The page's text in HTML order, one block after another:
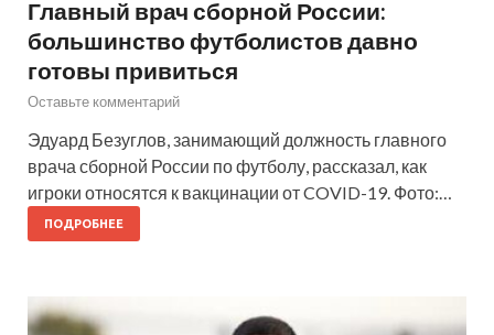
Главный врач сборной России:
большинство футболистов давно
готовы привиться
Оставьте комментарий
Эдуард Безуглов, занимающий должность главного
врача сборной России по футболу, рассказал, как
игроки относятся к вакцинации от COVID-19. Фото:…
ПОДРОБНЕЕ